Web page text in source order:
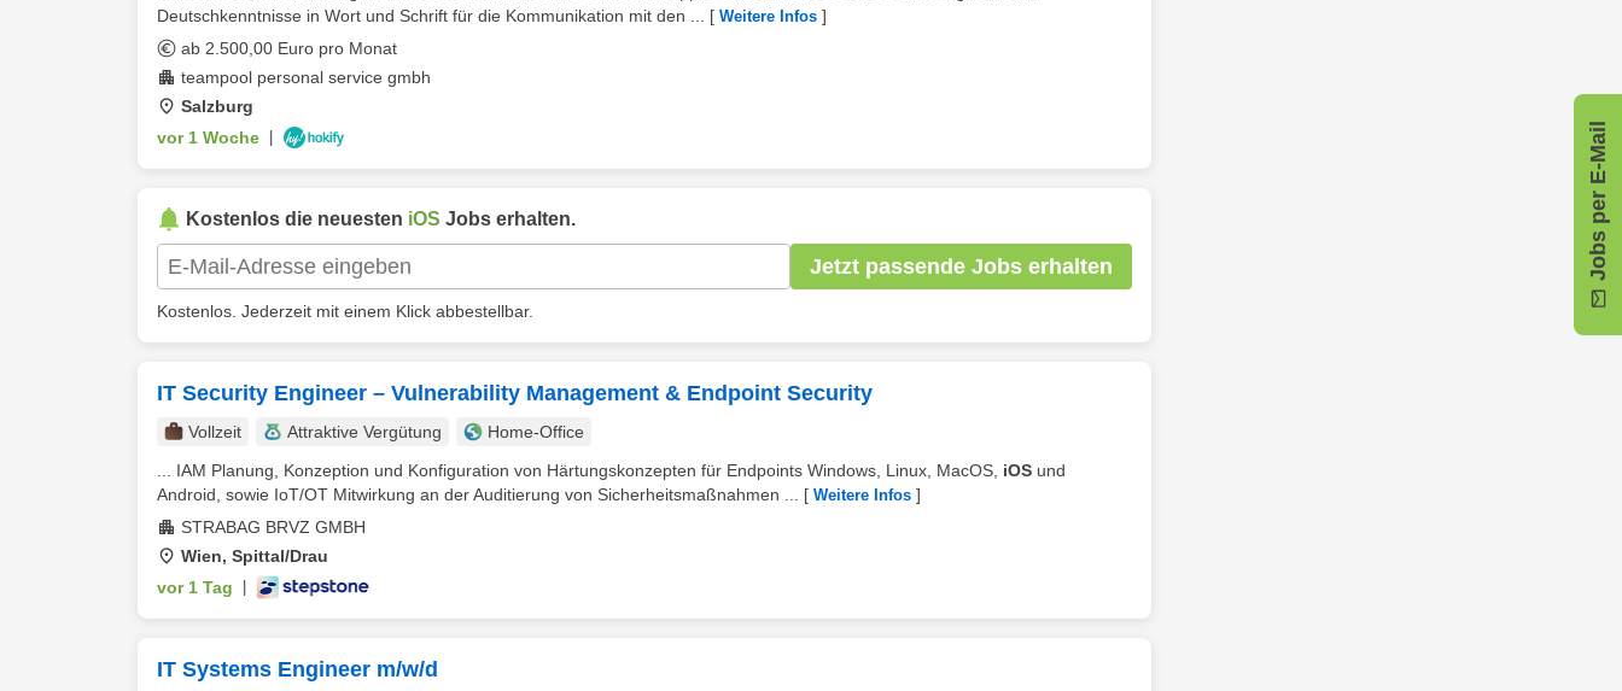
Deutschkenntnisse in Wort und Schrift für die Kommunikation mit den ...
[ Weitere Infos ]
ab 2.500,00 Euro pro Monat
teampool personal service gmbh
Salzburg
vor 1 Woche
Kostenlos die neuesten iOS Jobs erhalten.
Jetzt passende Jobs erhalten
Kostenlos. Jederzeit mit einem Klick abbestellbar.
IT Security Engineer – Vulnerability Management & Endpoint Security
Vollzeit Attraktive Vergütung
Home-Office
... IAM Planung, Konzeption und Konfiguration von Härtungskonzepten für Endpoints Windows, Linux, MacOS, iOS und
Android, sowie IoT/OT Mitwirkung an der Auditierung von Sicherheitsmaßnahmen ...
[ Weitere Infos ]
STRABAG BRVZ GMBH
Wien, Spittal/Drau
vor 1 Tag
IT Systems Engineer m/w/d
Jobs per E-Mail